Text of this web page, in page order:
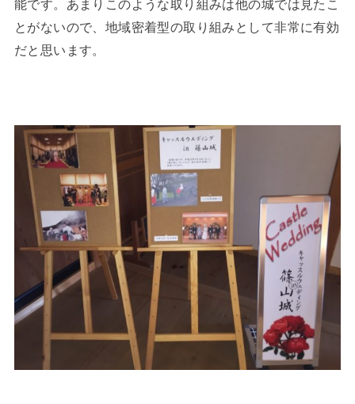
とがないので、地域密着型の取り組みとして非常に有効
だと思います。